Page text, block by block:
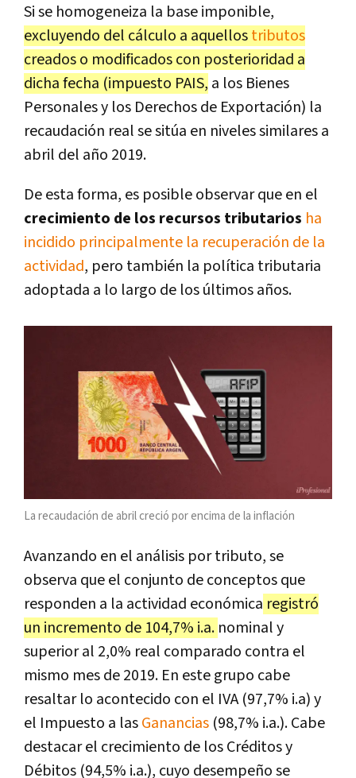
Si se homogeneiza la base imponible,
excluyendo del cálculo a aquellostributos
creados o modificados con posterioridad a
dicha fecha (impuesto PAIS, a los Bienes
Personales y los Derechos de Exportación) la
recaudación real se sitúa en niveles similares a
abril del año 2019.
De esta forma, es posible observar que en el
crecimiento de los recursos tributarios ha
incidido principalmente la recuperación de la
actividad, pero también la política tributaria
adoptada a lo largo de los últimos años.
La recaudación de abril creció por encima de la inflación
Avanzando en el análisis por tributo, se
observa que el conjunto de conceptos que
responden a la actividad económica registró
un incremento de 104,7% i.a. nominal y
superior al 2,0% real comparado contra el
mismo mes de 2019. En este grupo cabe
resaltar lo acontecido con el IVA (97,7% i.a) y
el Impuesto a lasGanancias (98,7% i.a.). Cabe
destacar el crecimiento de los Créditos y
Débitos (94,5% i.a.), cuyo desempeño se